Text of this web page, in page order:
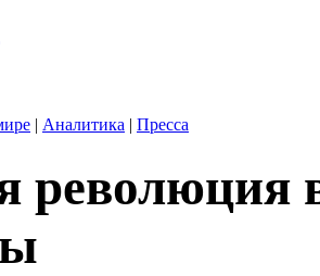
| Аналитика | Пресса
революция